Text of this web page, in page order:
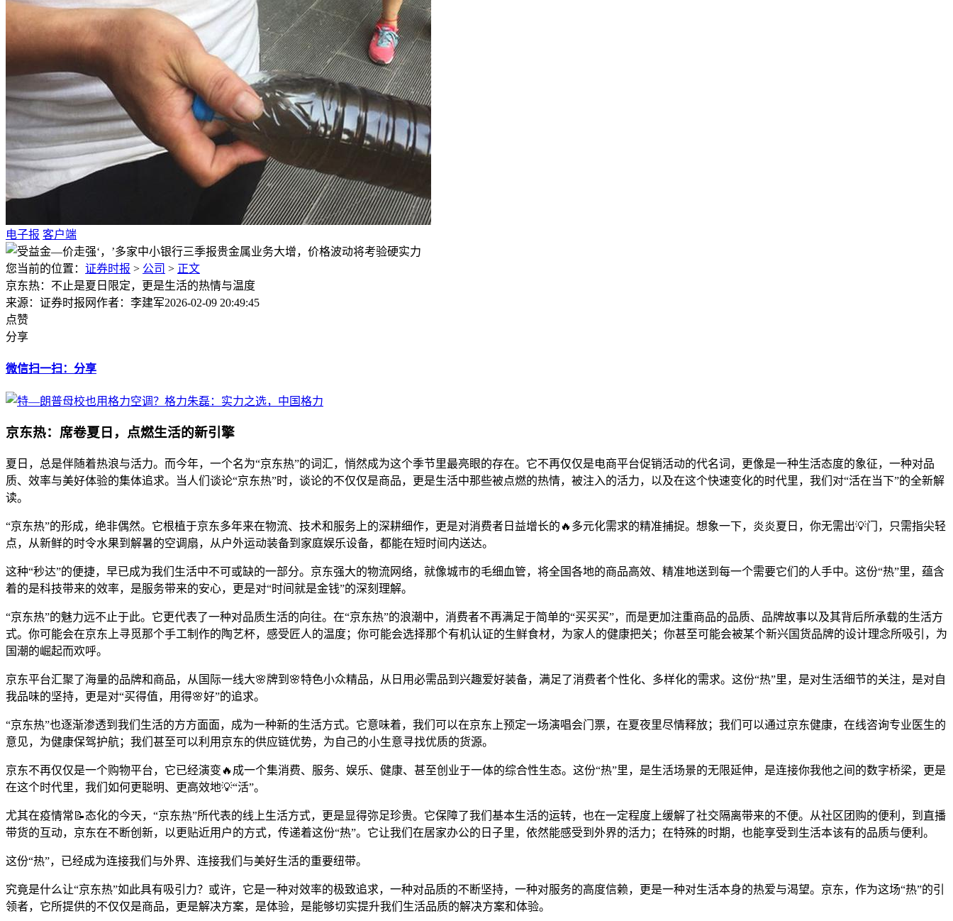
电子报 客户端
您当前的位置： 证券时报 > 公司 > 正文
京东热：不止是夏日限定，更是生活的热情与温度
来源：证券时报网作者：李建军2026-02-09 20:49:45
点赞
分享
微信扫一扫：分享
京东热：席卷夏日，点燃生活的新引擎
夏日，总是伴随着热浪与活力。而今年，一个名为“京东热”的词汇，悄然成为这个季节里最亮眼的存在。它不再仅仅是电商平台促销活动的代名词，更像是一种生活态度的象征，一种对品
质、效率与美好体验的集体追求。当人们谈论“京东热”时，谈论的不仅仅是商品，更是生活中那些被点燃的热情，被注入的活力，以及在这个快速变化的时代里，我们对“活在当下”的全新解
读。
“京东热”的形成，绝非偶然。它根植于京东多年来在物流、技术和服务上的深耕细作，更是对消费者日益增长的🔥多元化需求的精准捕捉。想象一下，炎炎夏日，你无需出💡门，只需指尖轻
点，从新鲜的时令水果到解暑的空调扇，从户外运动装备到家庭娱乐设备，都能在短时间内送达。
这种“秒达”的便捷，早已成为我们生活中不可或缺的一部分。京东强大的物流网络，就像城市的毛细血管，将全国各地的商品高效、精准地送到每一个需要它们的人手中。这份“热”里，蕴含
着的是科技带来的效率，是服务带来的安心，更是对“时间就是金钱”的深刻理解。
“京东热”的魅力远不止于此。它更代表了一种对品质生活的向往。在“京东热”的浪潮中，消费者不再满足于简单的“买买买”，而是更加注重商品的品质、品牌故事以及其背后所承载的生活方
式。你可能会在京东上寻觅那个手工制作的陶艺杯，感受匠人的温度；你可能会选择那个有机认证的生鲜食材，为家人的健康把关；你甚至可能会被某个新兴国货品牌的设计理念所吸引，为
国潮的崛起而欢呼。
京东平台汇聚了海量的品牌和商品，从国际一线大🌸牌到🌸特色小众精品，从日用必需品到兴趣爱好装备，满足了消费者个性化、多样化的需求。这份“热”里，是对生活细节的关注，是对自
我品味的坚持，更是对“买得值，用得🌸好”的追求。
“京东热”也逐渐渗透到我们生活的方方面面，成为一种新的生活方式。它意味着，我们可以在京东上预定一场演唱会门票，在夏夜里尽情释放；我们可以通过京东健康，在线咨询专业医生的
意见，为健康保驾护航；我们甚至可以利用京东的供应链优势，为自己的小生意寻找优质的货源。
京东不再仅仅是一个购物平台，它已经演变🔥成一个集消费、服务、娱乐、健康、甚至创业于一体的综合性生态。这份“热”里，是生活场景的无限延伸，是连接你我他之间的数字桥梁，更是
在这个时代里，我们如何更聪明、更高效地💡“活”。
尤其在疫情常📝态化的今天，“京东热”所代表的线上生活方式，更是显得弥足珍贵。它保障了我们基本生活的运转，也在一定程度上缓解了社交隔离带来的不便。从社区团购的便利，到直播
带货的互动，京东在不断创新，以更贴近用户的方式，传递着这份“热”。它让我们在居家办公的日子里，依然能感受到外界的活力；在特殊的时期，也能享受到生活本该有的品质与便利。
这份“热”，已经成为连接我们与外界、连接我们与美好生活的重要纽带。
究竟是什么让“京东热”如此具有吸引力？或许，它是一种对效率的极致追求，一种对品质的不断坚持，一种对服务的高度信赖，更是一种对生活本身的热爱与渴望。京东，作为这场“热”的引
领者，它所提供的不仅仅是商品，更是解决方案，是体验，是能够切实提升我们生活品质的解决方案和体验。